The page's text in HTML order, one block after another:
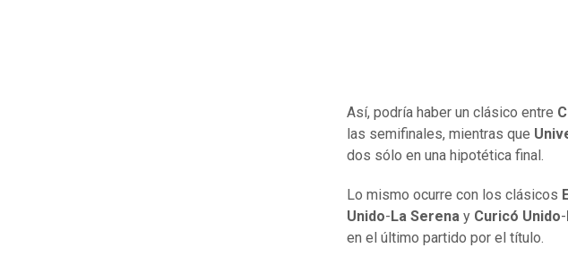
Así, podría haber un clásico entre
las semifinales, mientras que
dos sólo en una hipotética final.
Lo mismo ocurre con los clásicos
Unido- La Serena y Curicó Unido-
en el último partido por el título.